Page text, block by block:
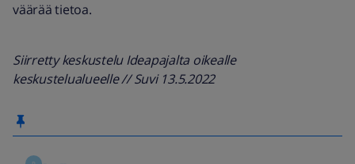
väärää tietoa.
Siirretty keskustelu Ideapajalta oikealle
keskustelualueelle // Suvi 13.5.2022